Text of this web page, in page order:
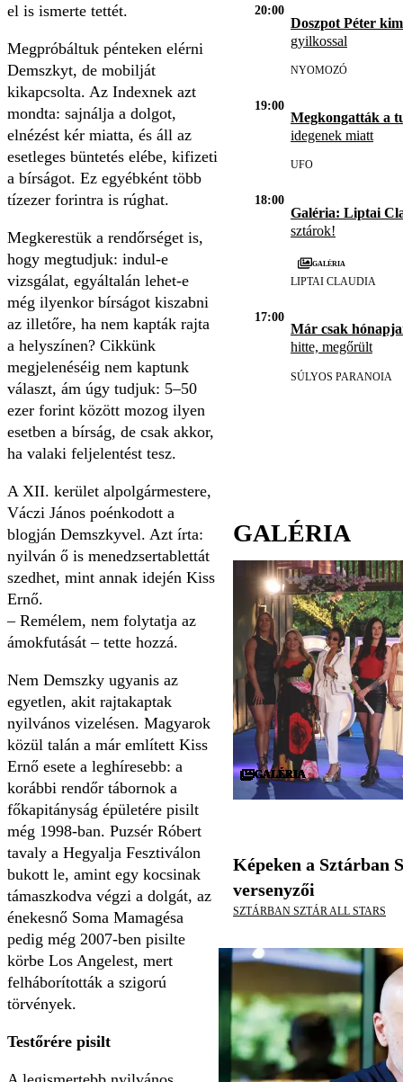
el is ismerte tettét.
Megpróbáltuk pénteken elérni
Demszkyt, de mobilját
kikapcsolta. Az Indexnek azt
mondta: sajnálja a dolgot,
elnézést kér miatta, és áll az
esetleges büntetés elébe, kifizeti
a bírságot. Ez egyébként több
tízezer forintra is rúghat.
Megkerestük a rendőrséget is,
hogy megtudjuk: indul-e
vizsgálat, egyáltalán lehet-e
még ilyenkor bírságot kiszabni
az illetőre, ha nem kapták rajta
a helyszínen? Cikkünk
megjelenéséig nem kaptunk
választ, ám úgy tudjuk: 5–50
ezer forint között mozog ilyen
esetben a bírság, de csak akkor,
ha valaki feljelentést tesz.
A XII. kerület alpolgármestere,
Váczi János poénkodott a
blogján Demszkyvel. Azt írta:
nyilván ő is menedzsertablettát
szedhet, mint annak idején Kiss
Ernő.
– Remélem, nem folytatja az
ámokfutását – tette hozzá.
Nem Demszky ugyanis az
egyetlen, akit rajtakaptak
nyilvános vizelésen. Magyarok
közül talán a már említett Kiss
Ernő esete a leghíresebb: a
korábbi rendőr tábornok a
főkapitányság épületére pisilt
még 1998-ban. Puzsér Róbert
tavaly a Hegy­alja Fesztiválon
bukott le, amint egy kocsinak
támaszkodva végzi a dolgát, az
énekesnő Soma Mamagésa
pedig még 2007-ben pisilte
körbe Los Angelest, mert
felháborították a szigorú
törvények.
Testőrére pisilt
20:00
Doszpot Péter
gyilkossal
NYOMOZÓ
19:00
Megkongatták a
idegenek miatt
UFO
18:00
Galéria: Liptai
sztárok!
Galéria
LIPTAI CLAUDIA
17:00
Már csak
hitte, megőrült
SÚLYOS PARANOIA
GALÉRIA
GALÉRIA
GALÉRIA
GALÉRIA
GALÉRIA
GALÉRIA
GALÉRIA
GALÉRIA
GALÉRIA
GALÉRIA
GALÉRIA
GALÉRIA
GALÉRIA
GALÉRIA
GALÉRIA
GALÉRIA
GALÉRIA
GALÉRIA
GALÉRIA
GALÉRIA
GALÉRIA
GALÉRIA
GALÉRIA
GALÉRIA
GALÉRIA
GALÉRIA
GALÉRIA
GALÉRIA
GALÉRIA
GALÉRIA
GALÉRIA
Képeken a Sztárban
versenyzői
SZTÁRBAN SZTÁR ALL STARS